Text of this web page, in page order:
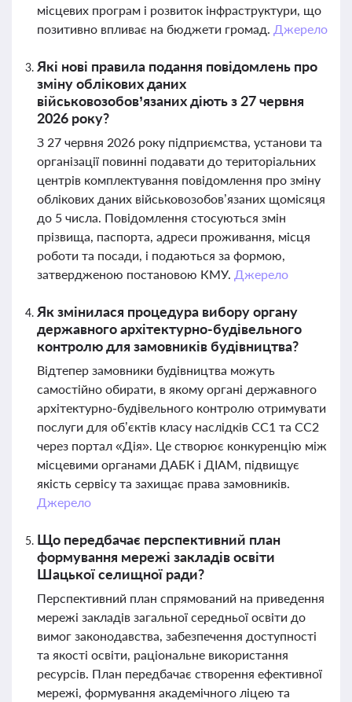
місцевих програм і розвиток інфраструктури, що
позитивно впливає на бюджети громад. Джерело
Які нові правила подання повідомлень про
зміну облікових даних
військовозобов’язаних діють з 27 червня
2026 року?
З 27 червня 2026 року підприємства, установи та
організації повинні подавати до територіальних
центрів комплектування повідомлення про зміну
облікових даних військовозобов’язаних щомісяця
до 5 числа. Повідомлення стосуються змін
прізвища, паспорта, адреси проживання, місця
роботи та посади, і подаються за формою,
затвердженою постановою КМУ. Джерело
Як змінилася процедура вибору органу
державного архітектурно-будівельного
контролю для замовників будівництва?
Відтепер замовники будівництва можуть
самостійно обирати, в якому органі державного
архітектурно-будівельного контролю отримувати
послуги для об’єктів класу наслідків СС1 та СС2
через портал «Дія». Це створює конкуренцію між
місцевими органами ДАБК і ДІАМ, підвищує
якість сервісу та захищає права замовників.
Джерело
Що передбачає перспективний план
формування мережі закладів освіти
Шацької селищної ради?
Перспективний план спрямований на приведення
мережі закладів загальної середньої освіти до
вимог законодавства, забезпечення доступності
та якості освіти, раціональне використання
ресурсів. План передбачає створення ефективної
мережі, формування академічного ліцею та